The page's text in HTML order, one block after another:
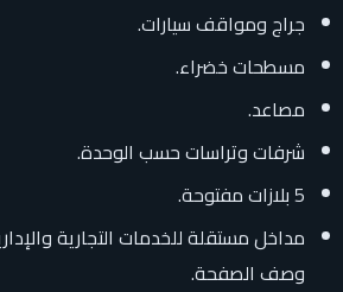
جراج ومواقف سيارات.
مسطحات خضراء.
مصاعد.
شرفات وتراسات حسب الوحدة.
5 بلازات مفتوحة.
مداخل مستقلة للخدمات التجارية
وصف الصفحة.